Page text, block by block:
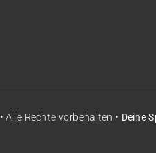
• Alle Rechte vorbehalten • Deine